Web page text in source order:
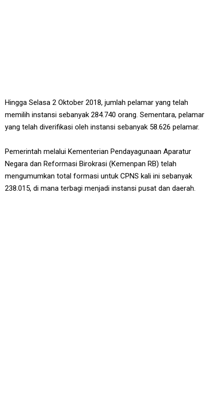
Hingga Selasa 2 Oktober 2018, jumlah pelamar yang telah
memilih instansi sebanyak 284.740 orang. Sementara, pelamar
yang telah diverifikasi oleh instansi sebanyak 58.626 pelamar.
Pemerintah melalui Kementerian Pendayagunaan Aparatur
Negara dan Reformasi Birokrasi (Kemenpan RB) telah
mengumumkan total formasi untuk CPNS kali ini sebanyak
238.015, di mana terbagi menjadi instansi pusat dan daerah.